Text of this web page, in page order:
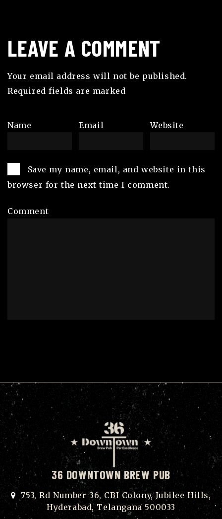
LEAVE A COMMENT
Your email address will not be published.
Required fields are marked
Name Email Website
Save my name, email, and website in this
browser for the next time I comment.
Comment
36 DOWNTOWN BREW PUB
753, Rd Number 36, CBI Colony, Jubilee Hills,
Hyderabad, Telangana 500033